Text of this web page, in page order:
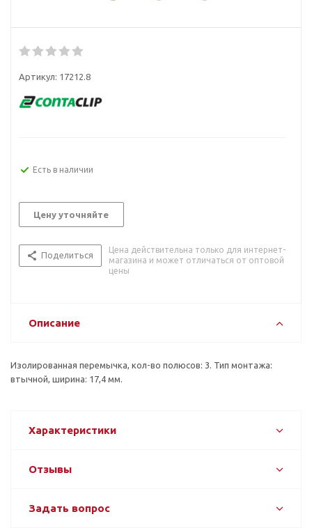
Артикул: 17212.8
Есть в наличии
Цену уточняйте
Поделиться
Цена действительна только для интернет-
магазина и может отличаться от оптовой
цены
Описание
Изолированная перемычка, кол-во полюсов: 3. Тип монтажа:
втычной, ширина: 17,4 мм.
Характеристики
Отзывы
Задать вопрос